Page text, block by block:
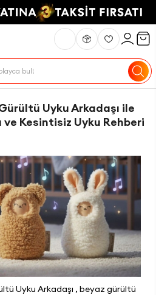
Uyku Arkadaşı ile
Kesintisiz Uyku Rehberi
Uyku Arkadaşı , beyaz gürültü